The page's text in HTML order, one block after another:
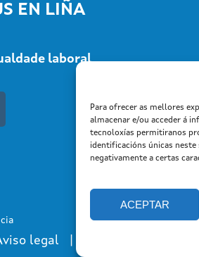
Para ofrecer as mellores
almacenar e/ou acceder á
tecnoloxías permitiranos
identificacións únicas
negativamente a certas
ACEPTAR
EN LIÑA
laboral
legal |